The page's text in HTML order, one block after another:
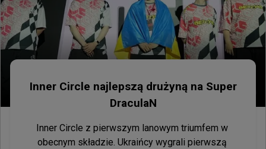
Inner Circle najlepszą drużyną na Super
DraculaN
Inner Circle z pierwszym lanowym triumfem w
obecnym składzie. Ukraińcy wygrali pierwszą